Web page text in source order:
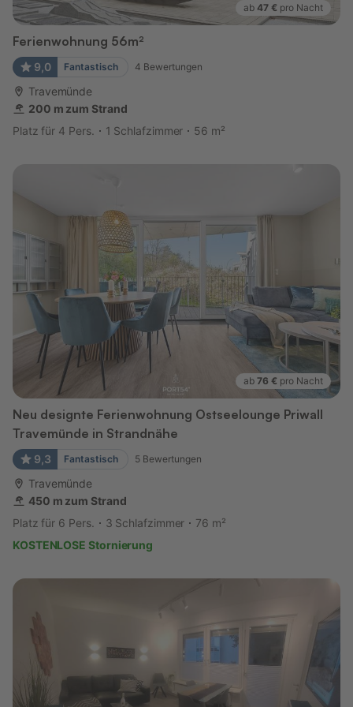
ab 47 € pro Nacht
Ferienwohnung 56m²
9,0 Fantastisch 4 Bewertungen
Travemünde
200 m zum Strand
Platz für 4 Pers.
1 Schlafzimmer 56 m²
ab 76 € pro Nacht
Neu designte Ferienwohnung Ostseelounge Priwall
Travemünde in Strandnähe
9,3 Fantastisch 5 Bewertungen
Travemünde
450 m zum Strand
Platz für 6 Pers.
3 Schlafzimmer
76 m²
KOSTENLOSE Stornierung